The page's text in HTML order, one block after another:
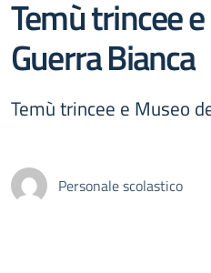
Temù trincee
Guerra Bianca
Temù trincee e Museo
Personale scolastico